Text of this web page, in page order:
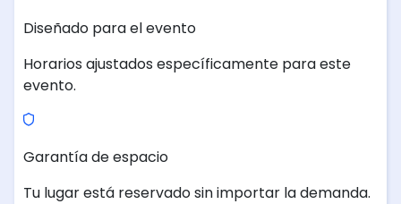
Diseñado para el evento
Horarios ajustados específicamente para este
evento.
Garantía de espacio
Tu lugar está reservado sin importar la demanda.